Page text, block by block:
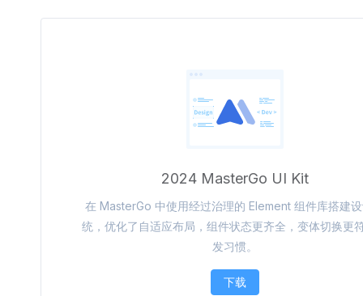
2024 MasterGo UI Kit
在 MasterGo 中使用经过治理的 Element 组件库搭建
统，优化了自适应布局，组件状态更齐全，变体切换更
发习惯。
下载